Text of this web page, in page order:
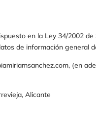
en la Ley 34/2002
de información general
, (en
Alicante